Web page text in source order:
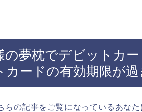
の夢枕でデビットカ
カードの有効期限が過
らの記事をご覧になっているあな